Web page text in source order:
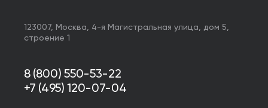
123007, Москва, 4-я Магистральная улица, дом 5,
строение 1
8 (800) 550-53-22
+7 (495) 120-07-04